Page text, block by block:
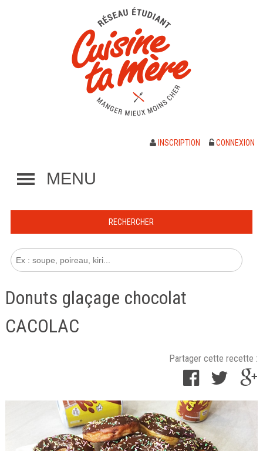
INSCRIPTION CONNEXION
MENU
Donuts glaçage chocolat
CACOLAC
Partager cette recette :